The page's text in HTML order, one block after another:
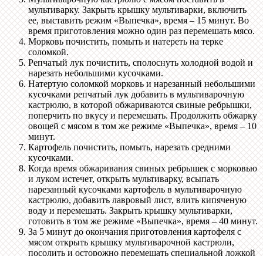
мультиварку. Закрыть крышку мультиварки, включить
ее, выставить режим «Выпечка», время – 15 минут. Во
время приготовления можно один раз перемешать мясо.
Морковь почистить, помыть и натереть на терке
соломкой.
Репчатый лук почистить, сполоснуть холодной водой и
нарезать небольшими кусочками.
Натертую соломкой морковь и нарезанный небольшими
кусочками репчатый лук добавить в мультиварочную
кастрюлю, в которой обжариваются свиные ребрышки,
поперчить по вкусу и перемешать. Продолжить обжарку
овощей с мясом в том же режиме «Выпечка», время – 10
минут.
Картофель почистить, помыть, нарезать средними
кусочками.
Когда время обжаривания свиных ребрышек с морковью
и луком истечет, открыть мультиварку, всыпать
нарезанный кусочками картофель в мультиварочную
кастрюлю, добавить лавровый лист, влить кипяченую
воду и перемешать. Закрыть крышку мультиварки,
готовить в том же режиме «Выпечка», время – 40 минут.
За 5 минут до окончания приготовления картофеля с
мясом открыть крышку мультиварочной кастрюли,
посолить и осторожно перемешать специальной ложкой